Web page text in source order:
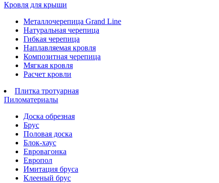
Кровля для крыши
Металлочерепица Grand Line
Натуральная черепица
Гибкая черепица
Наплавляемая кровля
Композитная черепица
Мягкая кровля
Расчет кровли
Плитка тротуарная
Пиломатериалы
Доска обрезная
Брус
Половая доска
Блок-хаус
Евровагонка
Европол
Имитация бруса
Клееный брус